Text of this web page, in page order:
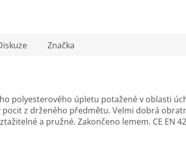
Značka
polyesterového úpletu potažené v oblasti
z drženého předmětu. Velmi dobrá
a pružné. Zakončeno lemem. CE EN